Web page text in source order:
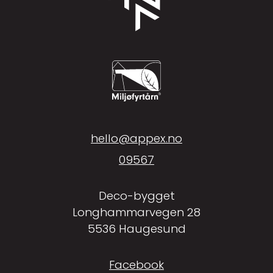
Facebook
hello@appex.no
09567
Deco-bygget
Longhammarvegen 28
5536 Haugesund